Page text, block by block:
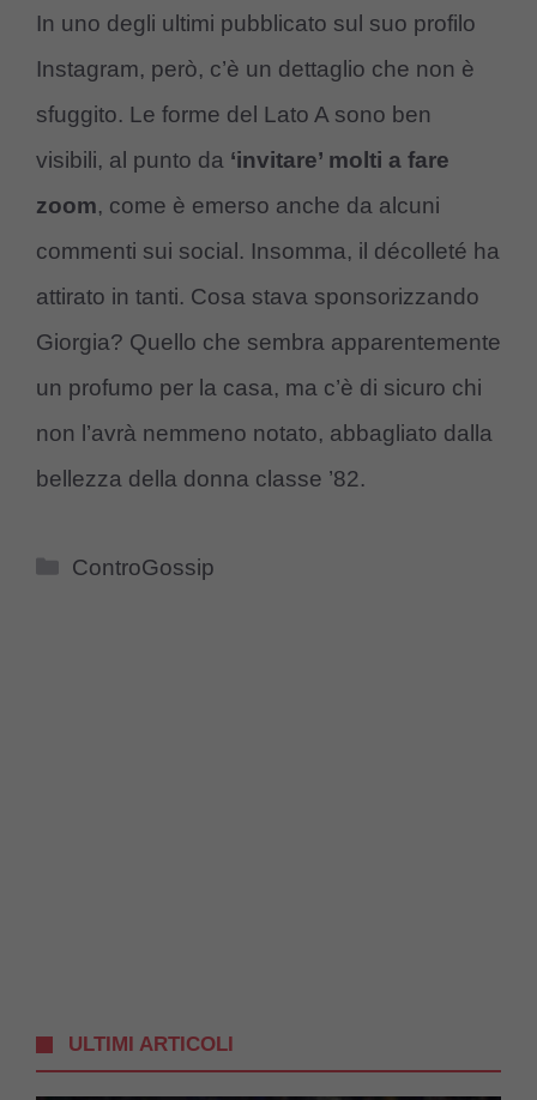
In uno degli ultimi pubblicato sul suo profilo
Instagram, però, c’è un dettaglio che non è
sfuggito. Le forme del Lato A sono ben
visibili, al punto da ‘invitare’ molti a fare
zoom, come è emerso anche da alcuni
commenti sui social. Insomma, il décolleté ha
attirato in tanti. Cosa stava sponsorizzando
Giorgia? Quello che sembra apparentemente
un profumo per la casa, ma c’è di sicuro chi
non l’avrà nemmeno notato, abbagliato dalla
bellezza della donna classe ’82.
Categorie
ControGossip
ULTIMI ARTICOLI